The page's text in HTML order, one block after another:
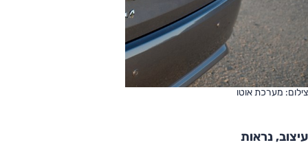
צילום: מערכת אוטו
עיצוב, נראות